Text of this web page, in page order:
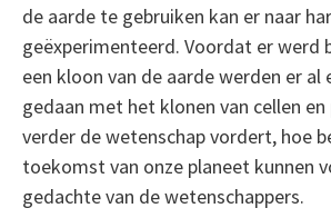
de aarde te gebruiken kan er naar
geëxperimenteerd. Voordat er werd
een kloon van de aarde werden er al
gedaan met het klonen van cellen
verder de wetenschap vordert, hoe
toekomst van onze planeet kunnen
gedachte van de wetenschappers.